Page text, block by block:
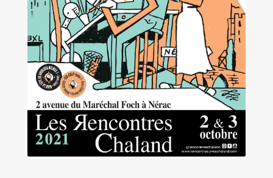
Les amis d’Yves Chaland
LUDIBD